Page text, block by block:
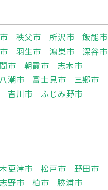
秩父市 所沢市
飯能市
羽生市 鴻巣市
深谷市
市 朝霞市
志木市
八潮市 富士見市
三郷市
吉川市
ふじみ野市
更津市 松戸市
野田市
野市 柏市
勝浦市